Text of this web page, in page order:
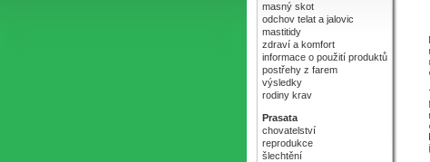
masný skot
odchov telat a jalovic
mastitidy
zdraví a komfort
informace o použití produktů
postřehy z farem
výsledky
rodiny krav
Prasata
chovatelství
reprodukce
šlechtění